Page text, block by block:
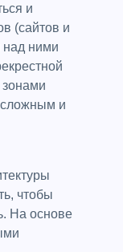
и
(сайтов и
над ними
сложным и
чтобы
На основе